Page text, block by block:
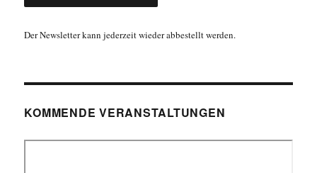
Der Newsletter kann jederzeit wieder abbestellt werden.
KOMMENDE VERANSTALTUNGEN